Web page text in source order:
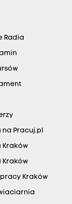
Radia
na Pracuj.pl
Kraków
Kraków
Kraków